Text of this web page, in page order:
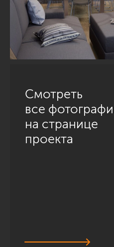
Смотреть
все
на странице
проекта